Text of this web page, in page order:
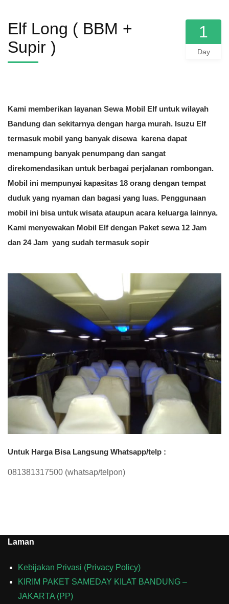
Elf Long ( BBM +
Supir )
1
Day
Kami memberikan layanan Sewa Mobil Elf untuk wilayah
Bandung dan sekitarnya dengan harga murah. Isuzu Elf
termasuk mobil yang banyak disewa karena dapat
menampung banyak penumpang dan sangat
direkomendasikan untuk berbagai perjalanan rombongan.
Mobil ini mempunyai kapasitas 18 orang dengan tempat
duduk yang nyaman dan bagasi yang luas. Penggunaan
mobil ini bisa untuk wisata ataupun acara keluarga lainnya.
Kami menyewakan Mobil Elf dengan Paket sewa 12 Jam
dan 24 Jam yang sudah termasuk sopir
Untuk Harga Bisa Langsung Whatsapp/telp :
081381317500 (whatsap/telpon)
Laman
Kebijakan Privasi (Privacy Policy)
KIRIM PAKET SAMEDAY KILAT BANDUNG –
JAKARTA (PP)